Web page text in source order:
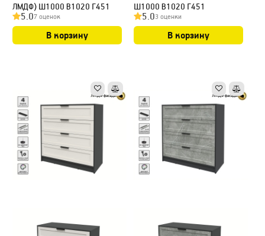
ЛМДФ) Ш1000 В1020 Г451
5.07 оценок
В корзину
Ш1000 В1020 Г451
5.03 оценки
В корзину